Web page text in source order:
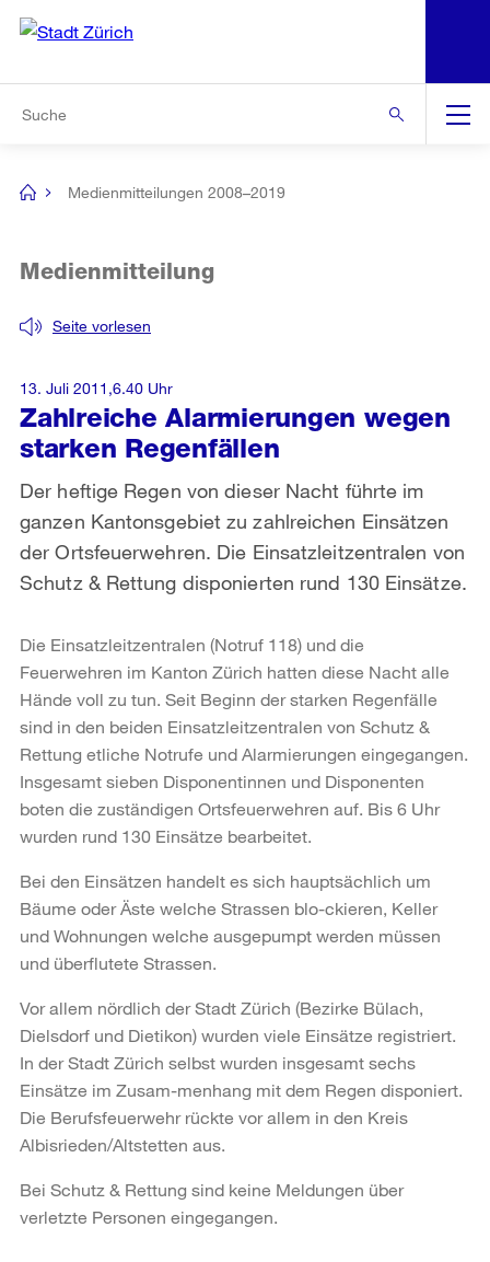
Navigation
[no
Medienmitteilungen 2008–2019
Zahlreiche Alarmierungen wegen
starken Regenfällen
Seite vorlesen
Medienmitteilung
Der heftige Regen von dieser Nacht führte im
ganzen Kantonsgebiet zu zahlreichen Einsätzen
der Ortsfeuerwehren. Die Einsatzleitzentralen von
Schutz & Rettung disponierten rund 130 Einsätze.
13. Juli 2011,6.40 Uhr
Die Einsatzleitzentralen (Notruf 118) und die
Feuerwehren im Kanton Zürich hatten diese Nacht alle
Hände voll zu tun. Seit Beginn der starken Regenfälle
sind in den beiden Einsatzleitzentralen von Schutz &
Rettung etliche Notrufe und Alarmierungen eingegangen.
Insgesamt sieben Disponentinnen und Disponenten
boten die zuständigen Ortsfeuerwehren auf. Bis 6 Uhr
wurden rund 130 Einsätze bearbeitet.
Bei den Einsätzen handelt es sich hauptsächlich um
Bäume oder Äste welche Strassen blo-ckieren, Keller
und Wohnungen welche ausgepumpt werden müssen
und überflutete Strassen.
Vor allem nördlich der Stadt Zürich (Bezirke Bülach,
Dielsdorf und Dietikon) wurden viele Einsätze registriert.
In der Stadt Zürich selbst wurden insgesamt sechs
Einsätze im Zusam-menhang mit dem Regen disponiert.
Die Berufsfeuerwehr rückte vor allem in den Kreis
Albisrieden/Altstetten aus.
Bei Schutz & Rettung sind keine Meldungen über
verletzte Personen eingegangen.